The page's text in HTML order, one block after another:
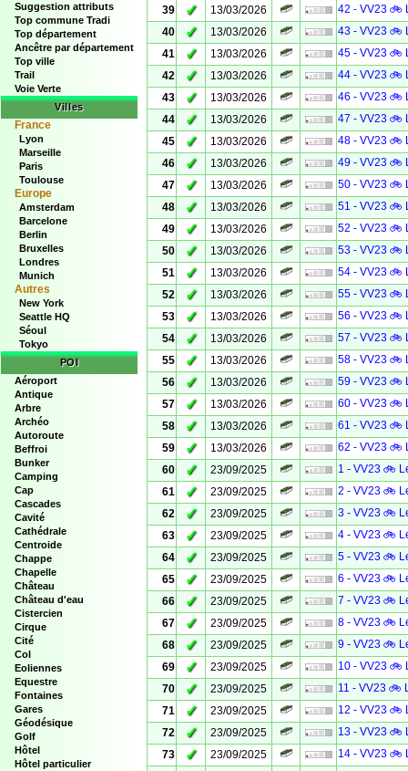
Suggestion attributs
Top commune Tradi
Top département
Ancêtre par département
Top ville
Trail
Voie Verte
Villes
France
Lyon
Marseille
Paris
Toulouse
Europe
Amsterdam
Barcelone
Berlin
Bruxelles
Londres
Munich
Autres
New York
Seattle HQ
Séoul
Tokyo
POI
Aéroport
Antique
Arbre
Archéo
Autoroute
Beffroi
Bunker
Camping
Cap
Cascades
Cavité
Cathédrale
Centroide
Chappe
Chapelle
Château
Château d'eau
Cistercien
Cirque
Cité
Col
Eoliennes
Equestre
Fontaines
Gares
Géodésique
Golf
Hôtel
Hôtel particulier
39
✓ 13/03/2026
42 - VV23 🚲
40
✓ 13/03/2026
43 - VV23 🚲
41
✓ 13/03/2026
45 - VV23 🚲
42
✓ 13/03/2026
44 - VV23 🚲
43
✓ 13/03/2026
46 - VV23 🚲
44
✓ 13/03/2026
47 - VV23 🚲
45
✓ 13/03/2026
48 - VV23 🚲
46
✓ 13/03/2026
49 - VV23 🚲
47
✓ 13/03/2026
50 - VV23 🚲
48
✓ 13/03/2026
51 - VV23 🚲
49
✓ 13/03/2026
52 - VV23 🚲
50
✓ 13/03/2026
53 - VV23 🚲
51
✓ 13/03/2026
54 - VV23 🚲
52
✓ 13/03/2026
55 - VV23 🚲
53
✓ 13/03/2026
56 - VV23 🚲
54
✓ 13/03/2026
57 - VV23 🚲
55
✓ 13/03/2026
58 - VV23 🚲
56
✓ 13/03/2026
59 - VV23 🚲
57
✓ 13/03/2026
60 - VV23 🚲
58
✓ 13/03/2026
61 - VV23 🚲
59
✓ 13/03/2026
62 - VV23 🚲
60
✓ 23/09/2025
1 - VV23 🚲
61
✓ 23/09/2025
2 - VV23 🚲
62
✓ 23/09/2025
3 - VV23 🚲
63
✓ 23/09/2025
4 - VV23 🚲
64
✓ 23/09/2025
5 - VV23 🚲
65
✓ 23/09/2025
6 - VV23 🚲
66
✓ 23/09/2025
7 - VV23 🚲
67
✓ 23/09/2025
8 - VV23 🚲
68
✓ 23/09/2025
9 - VV23 🚲
69
✓ 23/09/2025
10 - VV23 🚲
70
✓ 23/09/2025
11 - VV23 🚲
71
✓ 23/09/2025
12 - VV23 🚲
72
✓ 23/09/2025
13 - VV23 🚲
73
✓ 23/09/2025
14 - VV23 🚲